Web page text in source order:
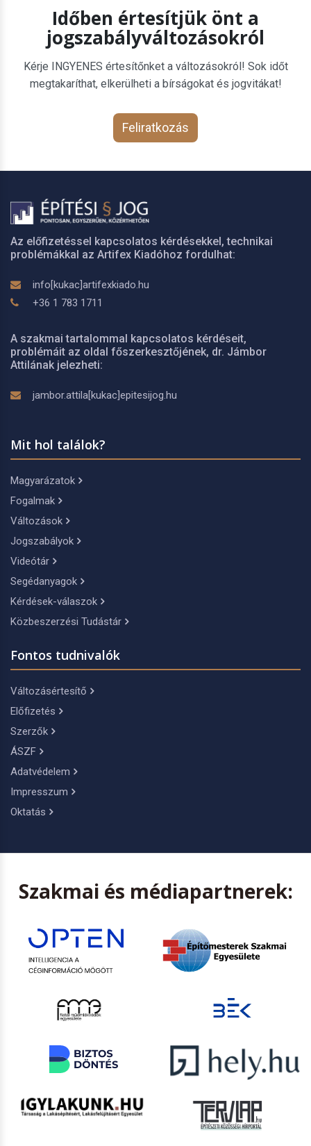
Időben értesítjük önt a
jogszabályváltozásokról
Kérje INGYENES értesítőnket a változásokról! Sok időt
megtakaríthat, elkerülheti a bírságokat és jogvitákat!
Feliratkozás
Az előfizetéssel kapcsolatos kérdésekkel, technikai
problémákkal az Artifex Kiadóhoz fordulhat:
info[kukac]artifexkiado.hu
+36 1 783 1711
A szakmai tartalommal kapcsolatos kérdéseit,
problémáit az oldal főszerkesztőjének, dr. Jámbor
Attilának jelezheti:
jambor.attila[kukac]epitesijog.hu
Mit hol találok?
Magyarázatok
Fogalmak
Változások
Jogszabályok
Videótár
Segédanyagok
Kérdések-válaszok
Közbeszerzési Tudástár
Fontos tudnivalók
Változásértesítő
Előfizetés
Szerzők
ÁSZF
Adatvédelem
Impresszum
Oktatás
Szakmai és médiapartnerek: